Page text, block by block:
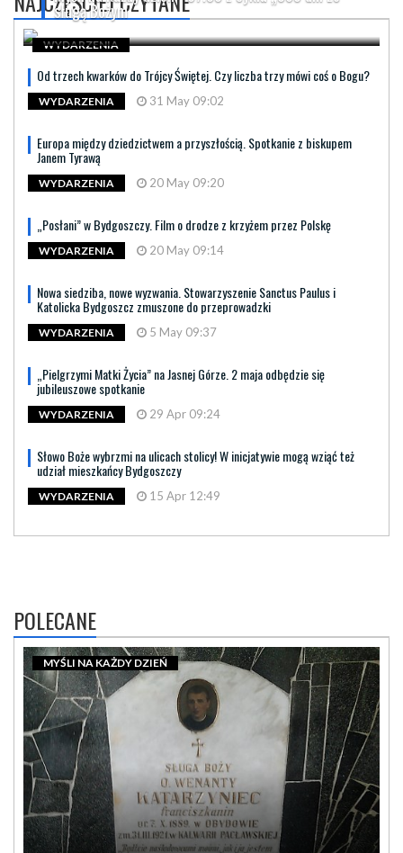
sługą Bożym
WYDARZENIA
Od trzech kwarków do Trójcy Świętej. Czy liczba trzy mówi coś o Bogu?
WYDARZENIA 31 May 09:02
Europa między dziedzictwem a przyszłością. Spotkanie z biskupem
Janem Tyrawą
WYDARZENIA 20 May 09:20
„Posłani” w Bydgoszczy. Film o drodze z krzyżem przez Polskę
WYDARZENIA 20 May 09:14
Nowa siedziba, nowe wyzwania. Stowarzyszenie Sanctus Paulus i
Katolicka Bydgoszcz zmuszone do przeprowadzki
WYDARZENIA 5 May 09:37
„Pielgrzymi Matki Życia” na Jasnej Górze. 2 maja odbędzie się
jubileuszowe spotkanie
WYDARZENIA 29 Apr 09:24
Słowo Boże wybrzmi na ulicach stolicy! W inicjatywie mogą wziąć też
udział mieszkańcy Bydgoszczy
WYDARZENIA 15 Apr 12:49
POLECANE
MYŚLI NA KAŻDY DZIEŃ